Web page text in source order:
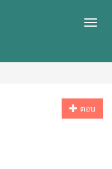
เมนู
ตอบ